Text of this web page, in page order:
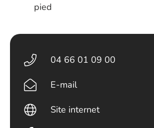
pied
04 66 01 09 00
E-mail
Site internet